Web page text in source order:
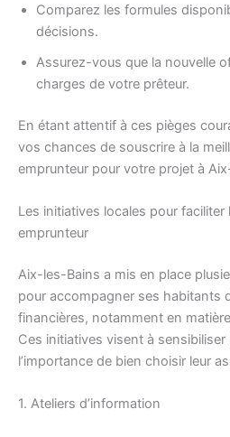
Comparez les formules
décisions.
Assurez-vous que la nouvelle
charges de votre prêteur.
En étant attentif à ces pièges
vos chances de souscrire à la
emprunteur pour votre projet à
Les initiatives locales pour faciliter
emprunteur
Aix-les-Bains a mis en place
pour accompagner ses habitants
financières, notamment en
Ces initiatives visent à
l’importance de bien choisir leur
1. Ateliers d’information